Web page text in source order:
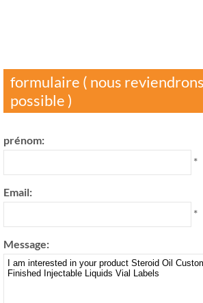
formulaire ( nous
possible )
prénom:
*
Email:
*
Message: